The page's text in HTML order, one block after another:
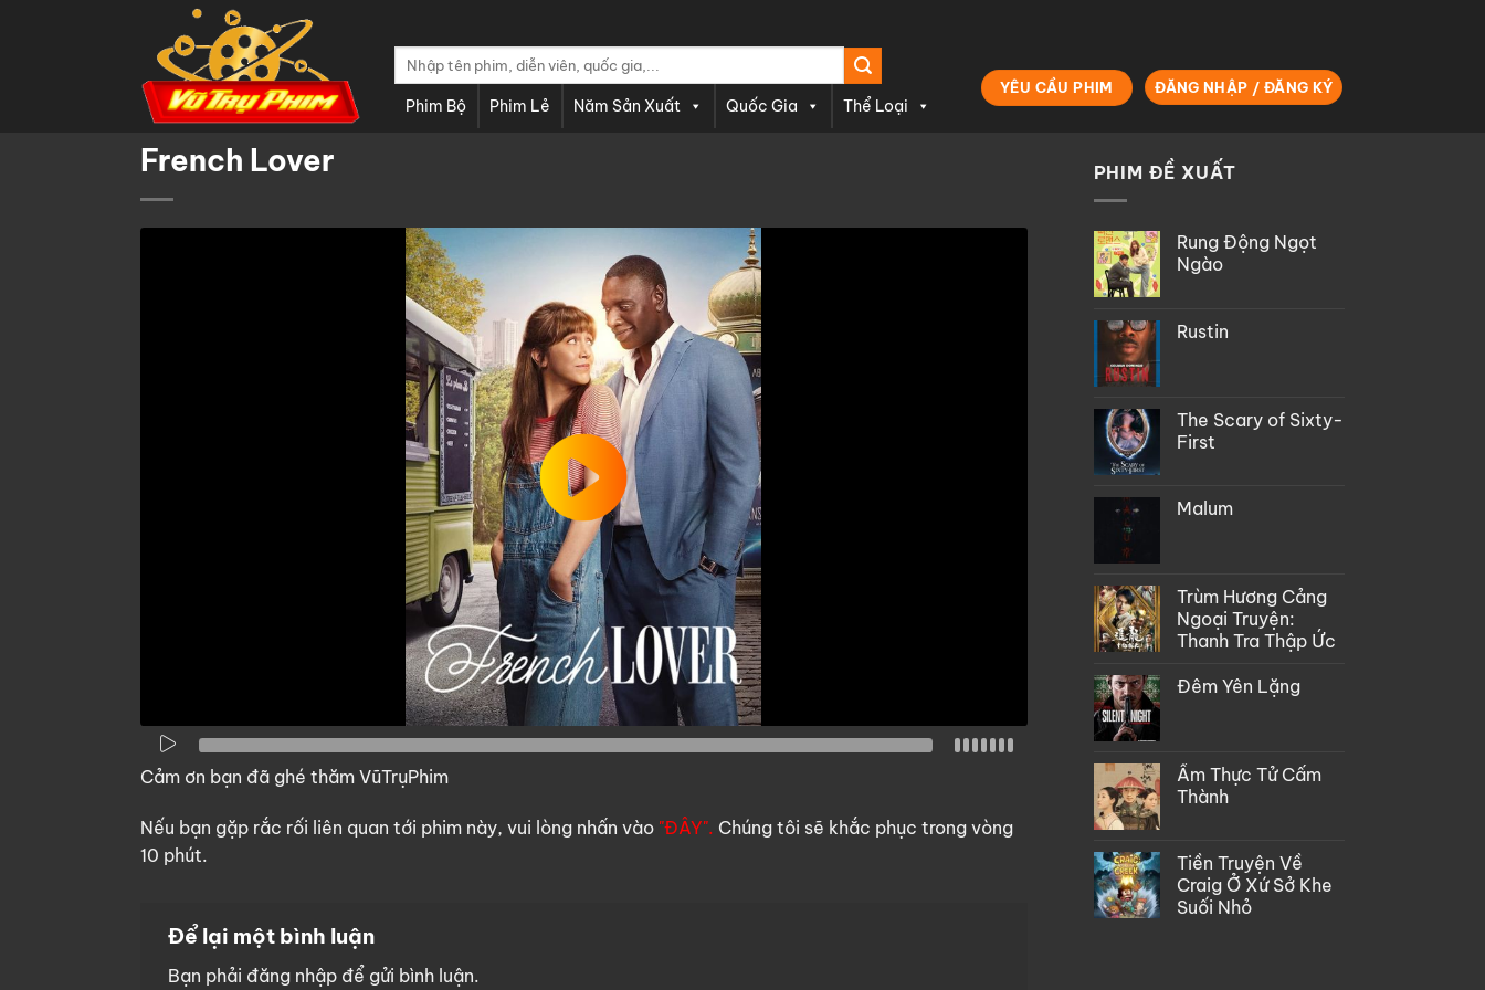
Tìm
Phim Bộ Phim Lẻ Năm Sản Xuất Quốc Gia Thể Loại
YÊU CẦU PHIM ĐĂNG NHẬP / ĐĂNG KÝ
French Lover
Cảm ơn bạn đã ghé thăm VũTrụPhim
Nếu bạn gặp rắc rối liên quan tới phim này, vui lòng nhấn vào "ĐÂY". Chúng tôi sẽ khắc phục trong vòng
10 phút.
Để lại một bình luận
Bạn phải đăng nhập để gửi bình luận.
PHIM ĐỀ XUẤT
Rung Động Ngọt
Ngào
Rustin
The Scary of Sixty-
First
Malum
Trùm Hương Cảng
Ngoại Truyện:
Thanh Tra Thập Ức
Đêm Yên Lặng
Ẩm Thực Tử Cấm
Thành
Tiền Truyện Về
Craig Ở Xứ Sở Khe
Suối Nhỏ